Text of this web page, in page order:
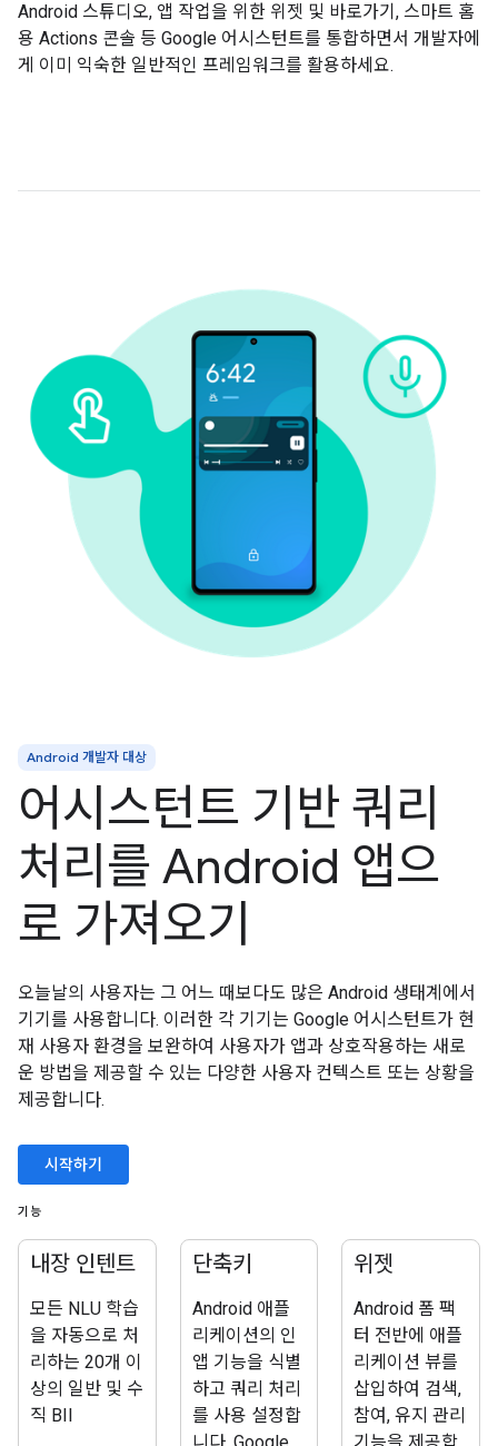
Android 스튜디오, 앱 작업을 위한 위젯 및 바로가기, 스마트 홈
용 Actions 콘솔 등 Google 어시스턴트를 통합하면서 개발자에
게 이미 익숙한 일반적인 프레임워크를 활용하세요.
Android 개발자 대상
어시스턴트 기반 쿼리
처리를 Android 앱으
로 가져오기
오늘날의 사용자는 그 어느 때보다도 많은 Android 생태계에서
기기를 사용합니다. 이러한 각 기기는 Google 어시스턴트가 현
재 사용자 환경을 보완하여 사용자가 앱과 상호작용하는 새로
운 방법을 제공할 수 있는 다양한 사용자 컨텍스트 또는 상황을
제공합니다.
시작하기
기능
내장 인텐트
모든 NLU 학습
을 자동으로 처
리하는 20개 이
상의 일반 및 수
직 BII
단축키
Android 애플
리케이션의 인
앱 기능을 식별
하고 쿼리 처리
를 사용 설정합
위젯
Android 폼 팩
터 전반에 애플
리케이션 뷰를
삽입하여 검색,
참여, 유지 관리